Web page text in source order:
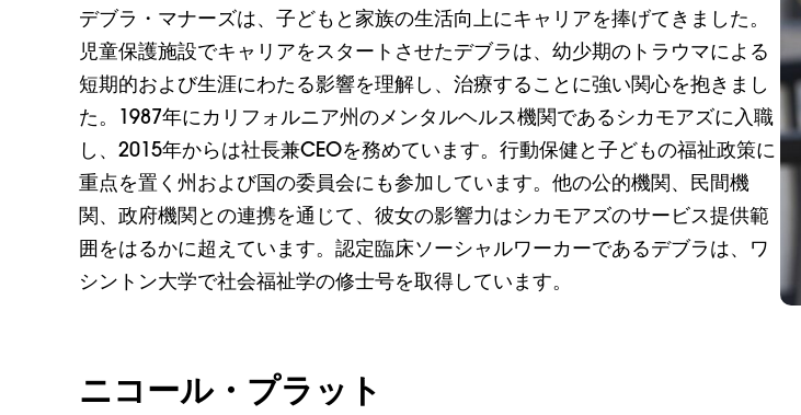
デブラ・マナーズは、子どもと家族の生活向上にキャリアを捧げてきました。
児童保護施設でキャリアをスタートさせたデブラは、幼少期のトラウマによる
短期的および生涯にわたる影響を理解し、治療することに強い関心を抱きまし
た。1987年にカリフォルニア州のメンタルヘルス機関であるシカモアズに入職
し、2015年からは社長兼CEOを務めています。行動保健と子どもの福祉政策に
重点を置く州および国の委員会にも参加しています。他の公的機関、民間機
関、政府機関との連携を通じて、彼女の影響力はシカモアズのサービス提供範
囲をはるかに超えています。認定臨床ソーシャルワーカーであるデブラは、ワ
シントン大学で社会福祉学の修士号を取得しています。
ニコール・プラット